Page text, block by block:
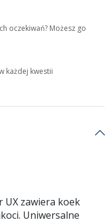
oczekiwań? Możesz go
każdej kwestii
UX zawiera koek
Uniwersalne